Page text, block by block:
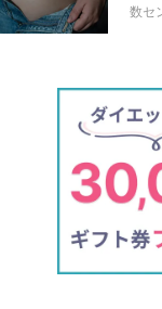
数セ
す。
き締